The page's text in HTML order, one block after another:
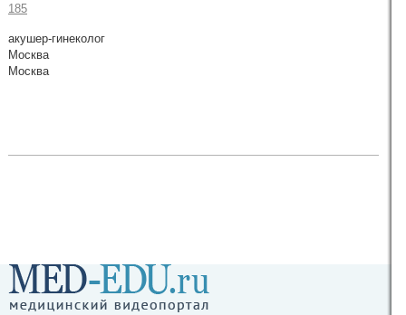
185
акушер-гинеколог
Москва
Москва